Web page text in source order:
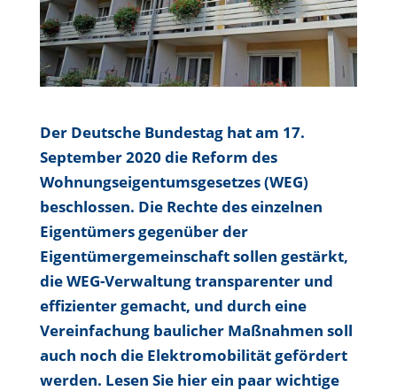
Der Deutsche Bundestag hat am 17.
September 2020 die Reform des
Wohnungseigentumsgesetzes (WEG)
beschlossen. Die Rechte des einzelnen
Eigentümers gegenüber der
Eigentümergemeinschaft sollen gestärkt,
die WEG-Verwaltung transparenter und
effizienter gemacht, und durch eine
Vereinfachung baulicher Maßnahmen soll
auch noch die Elektromobilität gefördert
werden. Lesen Sie hier ein paar wichtige